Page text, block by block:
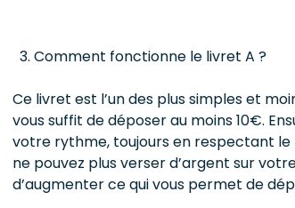
Comment fonctionne le livret A ?
Ce livret est l’un des plus simples et
vous suffit de déposer au moins 10€.
votre rythme, toujours en respectant
ne pouvez plus verser d’argent sur
d’augmenter ce qui vous permet de